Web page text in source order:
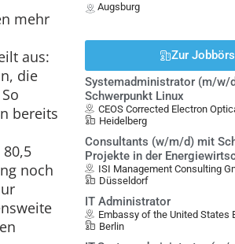
mehr
aus:
die
bereits
noch
Augsburg
Zur
Systemadministrator (m/w/
Schwerpunkt Linux
CEOS Corrected Electron
Heidelberg
Consultants (w/m/d) mit
Projekte in der
ISI Management Consulting
Düsseldorf
IT Administrator
Embassy of the United States
Berlin